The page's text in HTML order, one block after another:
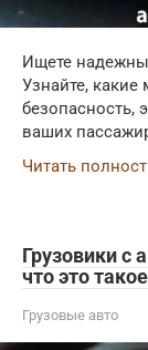
Ищете
Узнайте,
безопасность,
ваших
Читать
Грузовики с
что это
Грузовые авто